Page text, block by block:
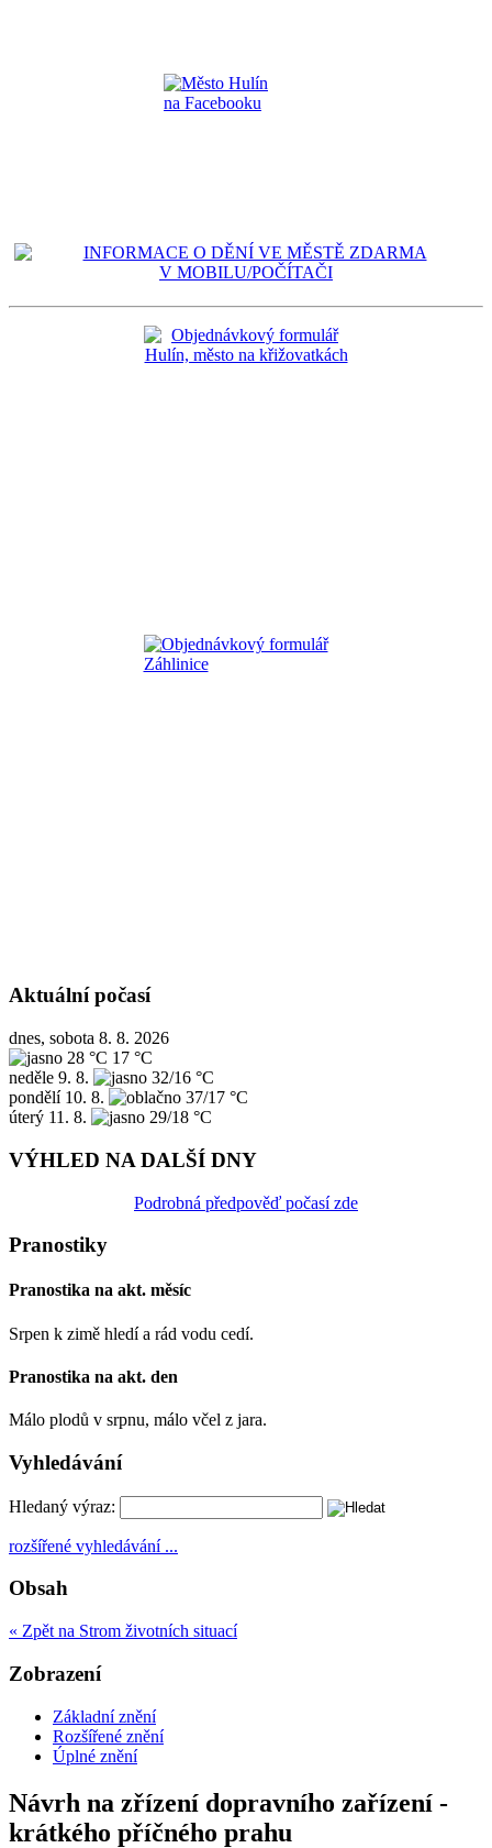
Aktuální počasí
dnes, sobota 8. 8. 2026
28 °C 17 °C
neděle 9. 8.
32/16 °C
pondělí 10. 8.
37/17 °C
úterý 11. 8. 29/18 °C
VÝHLED NA DALŠÍ DNY
Podrobná předpověď počasí zde
Pranostiky
Pranostika na akt. měsíc
Srpen k zimě hledí a rád vodu cedí.
Pranostika na akt. den
Málo plodů v srpnu, málo včel z jara.
Vyhledávání
Hledaný výraz:
rozšířené vyhledávání ...
Obsah
« Zpět na Strom životních situací
Zobrazení
Základní znění
Rozšířené znění
Úplné znění
Návrh na zřízení dopravního zařízení -
krátkého příčného prahu